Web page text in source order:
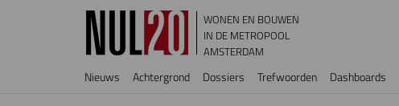
Overslaan en naar de inhoud gaan
WONEN EN BOUWEN
IN DE METROPOOL
AMSTERDAM
Hoofdnavigatie
Nieuws Achtergrond Dossiers Trefwoorden Dashboards